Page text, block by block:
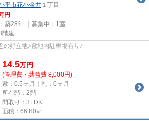
平市花小金井 １丁目
円
築28年 ｜募集中： 1室
階建
の好立地♪敷地内駐車場有り♪
14.5万円
(管理費・共益費 8,000円)
敷：0.5ヶ月｜礼：0ヶ月
所在階：2階
間取り：3LDK
面積：66.80㎡